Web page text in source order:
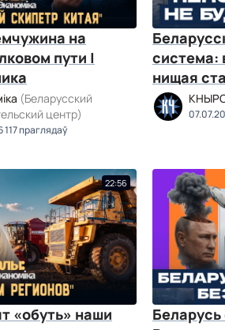
на
пути |
(Беларусский
центр)
117 праглядаў
система:
нищая
против
22:56
«обуть» наши
Беларусь